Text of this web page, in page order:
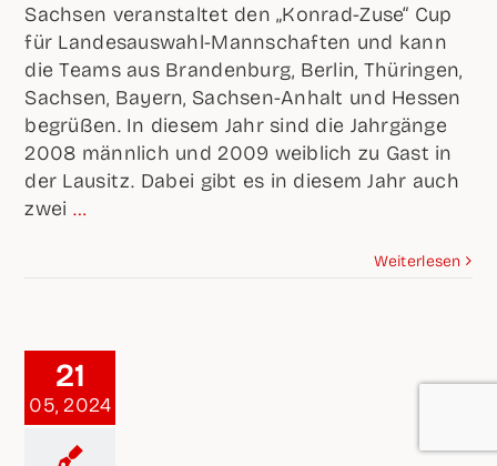
Sach­sen ver­an­stal­tet den „Kon­rad-Zuse“ Cup
für Lan­des­aus­wahl-Mann­schaf­ten und kann
die Teams aus Bran­den­burg, Ber­lin, Thü­rin­gen,
Sach­sen, Bay­ern, Sach­sen-Anhalt und Hes­sen
begrü­ßen. In die­sem Jahr sind die Jahr­gän­ge
2008 männ­lich und 2009 weib­lich zu Gast in
der Lau­sitz. Dabei gibt es in die­sem Jahr auch
zwei …
Wei­ter­le­sen
21
05, 2024